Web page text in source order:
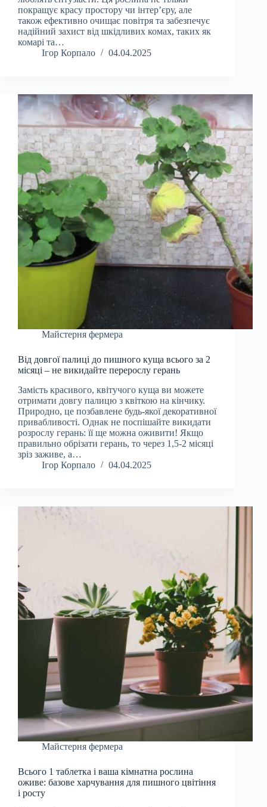
покращує красу простору чи інтер’єру, але
також ефективно очищає повітря та забезпечує
надійний захист від шкідливих комах, таких як
комарі та…
Ігор Корпало
04.04.2025
Майстерня фермера
Від довгої палиці до пишного куща всього за 2
місяці – не викидайте перерослу герань
Замість красивого, квітучого куща ви можете
отримати довгу палицю з квіткою на кінчику.
Природно, це позбавлене будь-якої декоративної
привабливості. Однак не поспішайте викидати
розрослу герань: її ще можна оживити! Якщо
правильно обрізати герань, то через 1,5-2 місяці
зріз заживе, а…
Ігор Корпало
04.04.2025
Майстерня фермера
Всього 1 таблетка і ваша кімнатна рослина
оживе: базове харчування для пишного цвітіння
і росту